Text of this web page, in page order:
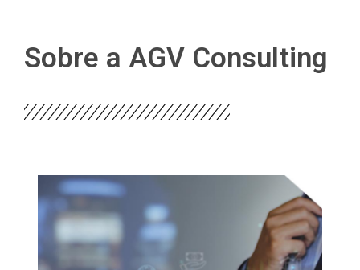
Sobre a AGV Consulting